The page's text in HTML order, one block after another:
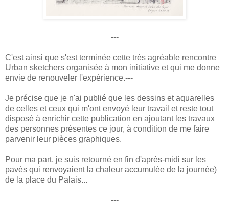
---
C'est ainsi que s'est terminée cette très agréable rencontre
Urban sketchers organisée à mon initiative et qui me donne
envie de renouveler l'expérience.---
Je précise que je n'ai publié que les dessins et aquarelles
de celles et ceux qui m'ont envoyé leur travail et reste tout
disposé à enrichir cette publication en ajoutant les travaux
des personnes présentes ce jour, à condition de me faire
parvenir leur pièces graphiques.
Pour ma part, je suis retourné en fin d'après-midi sur les
pavés qui renvoyaient la chaleur accumulée de la journée)
de la place du Palais...
---